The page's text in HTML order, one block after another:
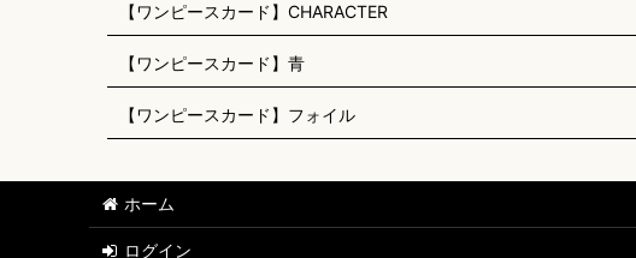
【ワンピースカード】CHARACTER
【ワンピースカード】青
【ワンピースカード】フォイル
ホーム
ログイン